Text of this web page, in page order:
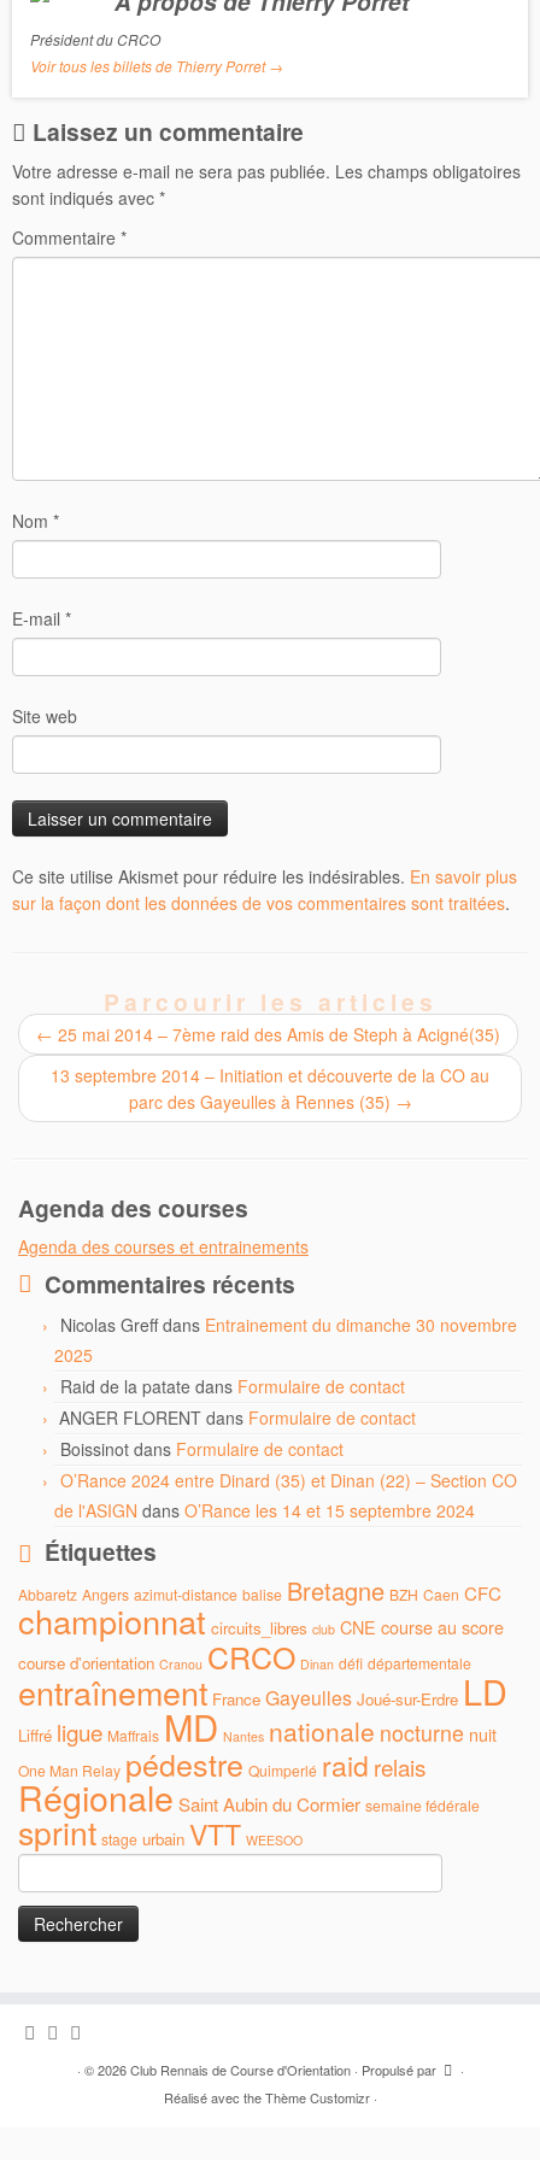
k
Président du CRCO
Voir tous les billets de Thierry Porret→
Laissez un commentaire
Votre adresse e-mail ne sera pas publiée. Les champs obligatoires
sont indiqués avec *
Commentaire *
Nom *
E-mail *
Site web
Ce site utilise Akismet pour réduire les indésirables. En savoir plus
sur la façon dont les données de vos commentaires sont traitées.
Parcourir les articles
← 25 mai 2014 – 7ème raid des Amis de Steph à Acigné(35)
13 septembre 2014 – Initiation et découverte de la CO au
parc des Gayeulles à Rennes (35) →
Agenda des courses
Agenda des courses et entrainements
Commentaires récents
Nicolas Greffdans Entrainement du dimanche 30 novembre
2025
Raid de la patate dans Formulaire de contact
ANGER FLORENT dans Formulaire de contact
Boissinot dans Formulaire de contact
O’Rance 2024 entre Dinard (35) et Dinan (22) – Section CO
de l'ASIGN dans O’Rance les 14 et 15 septembre 2024
Étiquettes
Abbaretz Angers azimut-distance balise Bretagne BZH Caen CFC
championnat circuits_libres club CNE course au score
course d'orientation Cranou CRCO Dinan défi départementale
entraînement France Gayeulles Joué-sur-Erdre LD
Liffré ligue Maffrais MD Nantes nationale nocturne nuit
One Man Relay pédestre Quimperlé raid relais
Régionale Saint Aubin du Cormier semaine fédérale
sprint stage urbain VTT WEESOO
· © 2026 Club Rennais de Course d'Orientation· Propulsé par
·
Réalisé avec theThème Customizr·